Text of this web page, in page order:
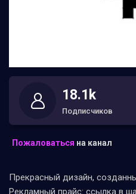
18.1k
Подписчиков
Пожаловаться на канал
Прекрасный дизайн,
Рекламный прайс: ссылка в